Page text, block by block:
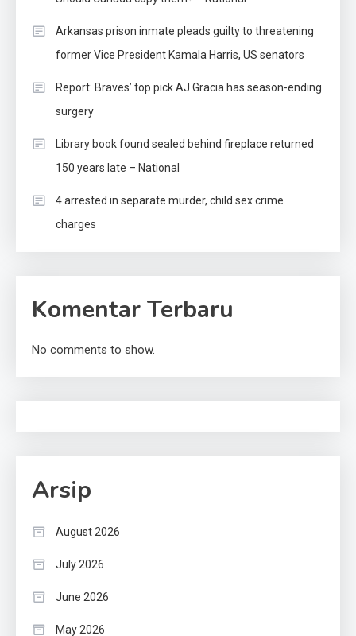
Arkansas prison inmate pleads guilty to threatening
former Vice President Kamala Harris, US senators
Report: Braves’ top pick AJ Gracia has season-ending
surgery
Library book found sealed behind fireplace returned
150 years late – National
4 arrested in separate murder, child sex crime
charges
Komentar Terbaru
No comments to show.
Arsip
August 2026
July 2026
June 2026
May 2026